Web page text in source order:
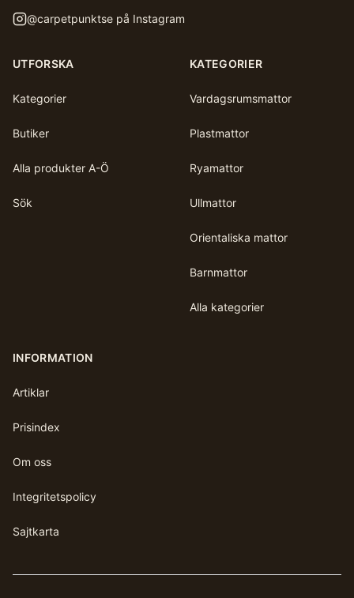
@carpetpunktse på Instagram
UTFORSKA
Kategorier
Butiker
Alla produkter A-Ö
Sök
KATEGORIER
Vardagsrumsmattor
Plastmattor
Ryamattor
Ullmattor
Orientaliska mattor
Barnmattor
Alla kategorier
INFORMATION
Artiklar
Prisindex
Om oss
Integritetspolicy
Sajtkarta